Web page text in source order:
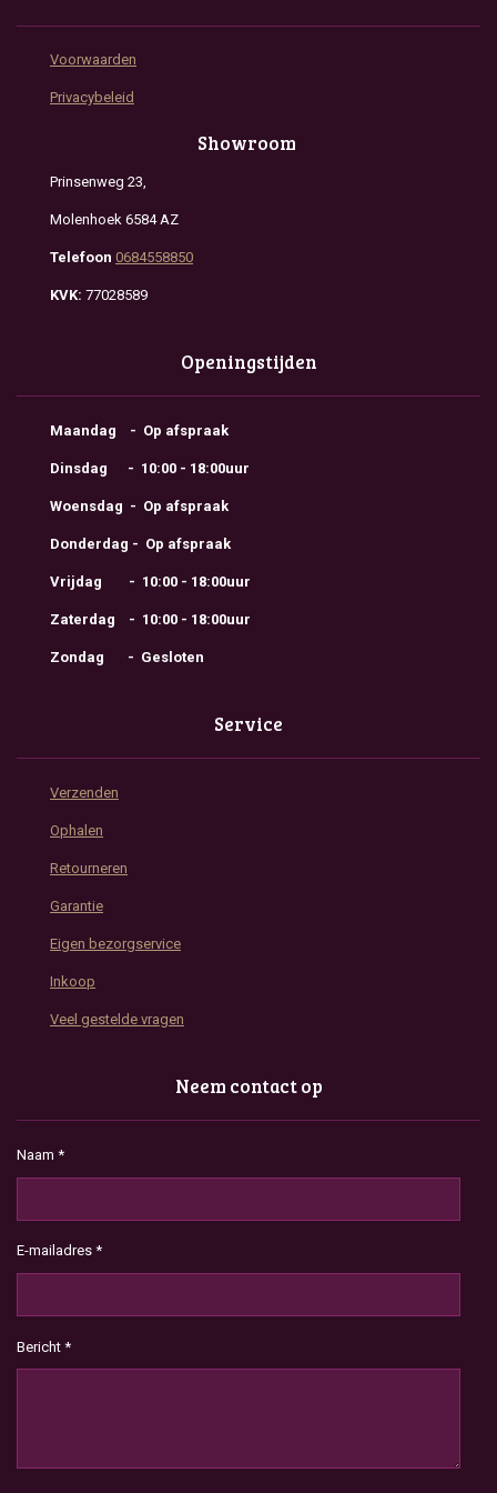
Voorwaarden
Privacybeleid
Showroom
Prinsenweg 23,
Molenhoek 6584 AZ
Telefoon 0684558850
KVK: 77028589
Openingstijden
Maandag - Op afspraak
Dinsdag - 10:00 - 18:00uur
Woensdag - Op afspraak
Donderdag - Op afspraak
Vrijdag - 10:00 - 18:00uur
Zaterdag - 10:00 - 18:00uur
Zondag - Gesloten
Service
Verzenden
Ophalen
Retourneren
Garantie
Eigen bezorgservice
Inkoop
Veel gestelde vragen
Neem contact op
Naam *
E-mailadres *
Bericht *